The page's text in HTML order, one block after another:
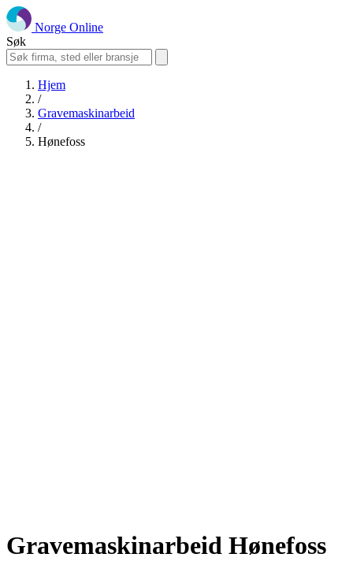
Norge Online
Søk
Hjem
/
Gravemaskinarbeid
/
Hønefoss
Gravemaskinarbeid Hønefoss